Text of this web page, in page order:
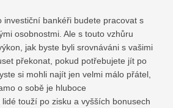
investiční bankéři budete pracovat s
osobnostmi. Ale s touto vzhůru
jak byste byli srovnáváni s vašimi
překonat, pokud potřebujete jít po
si mohli najít jen velmi málo přátel,
o sobě je hluboce
touží po zisku a vyšších bonusech